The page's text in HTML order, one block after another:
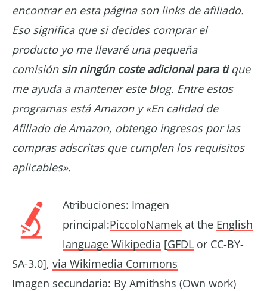
encontrar en esta página son links de afiliado.
Eso significa que si decides comprar el
producto yo me llevaré una pequeña
comisión sin ningún coste adicional para tique
me ayuda a mantener este blog. Entre estos
programas está Amazon y «En calidad de
Afiliado de Amazon, obtengo ingresos por las
compras adscritas que cumplen los requisitos
aplicables».
Atribuciones: Imagen
principal:PiccoloNamek at the English
language Wikipedia [GFDL or CC-BY-
SA-3.0], via Wikimedia Commons
Imagen secundaria: By Amithshs (Own work)